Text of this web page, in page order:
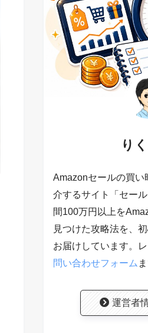
り
Amazonセールの買い
介するサイト「セー
間100万円以上を
見つけた攻略法を、
お届けしています。
問い合わせフォーム
運営者